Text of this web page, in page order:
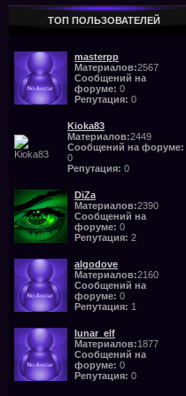
ТОП ПОЛЬЗОВАТЕЛЕЙ
masterpp
Материалов:2567
Сообщений на
форуме: 0
Репутация: 0
Kioka83
Материалов:2449
Сообщений на форуме:
0
Репутация: 0
DiZa
Материалов:2390
Сообщений на
форуме: 0
Репутация: 2
algodove
Материалов:2160
Сообщений на
форуме: 0
Репутация: 1
lunar_elf
Материалов:1877
Сообщений на
форуме: 0
Репутация: 0